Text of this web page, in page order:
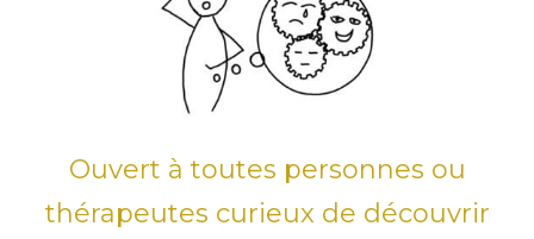
Ouvert à toutes personnes ou
thérapeutes curieux de découvrir